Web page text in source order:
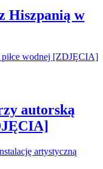
Hiszpanią w
autorską